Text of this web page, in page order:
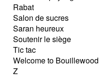
Rabat
Salon de sucres
Saran heureux
Soutenir le siège
Tic tac
Welcome to Bouillewood
Z